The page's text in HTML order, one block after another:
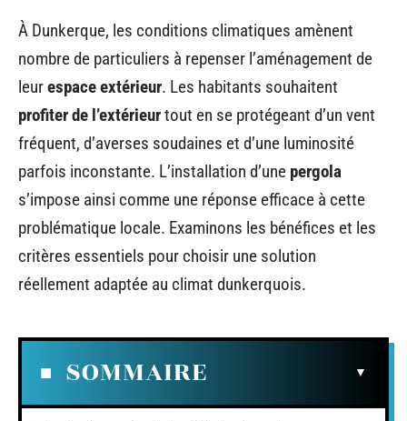
À Dunkerque, les conditions climatiques amènent
nombre de particuliers à repenser l’aménagement de
leurespace extérieur. Les habitants souhaitent
profiter de l’extérieurtout en se protégeant d’un vent
fréquent, d’averses soudaines et d’une luminosité
parfois inconstante. L’installation d’une pergola
s’impose ainsi comme une réponse efficace à cette
problématique locale. Examinons les bénéfices et les
critères essentiels pour choisir une solution
réellement adaptée au climat dunkerquois.
SOMMAIRE